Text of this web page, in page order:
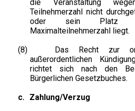
die Veranstaltung
Teilnehmerzahl nicht
oder sein Platz
Maximalteilnehmerzahl liegt.
(8)
Das Recht zur
außerordentlichen
richtet sich nach den
Bürgerlichen Gesetzbuches.
c. Zahlung/Verzug